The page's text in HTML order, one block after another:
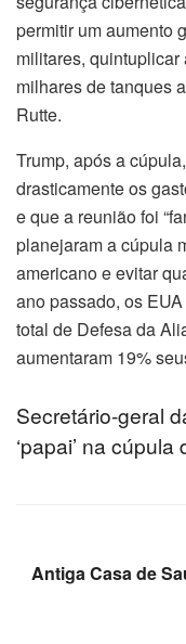
permitir um aumento
militares,
milhares de tanques
Rutte.
Trump, após a
drasticamente os
e que a reunião foi
planejaram a cúpula
americano e evitar
ano passado, os
total de Defesa da
aumentaram 19%
Secretário-geral
‘papai’ na
Antiga Casa de